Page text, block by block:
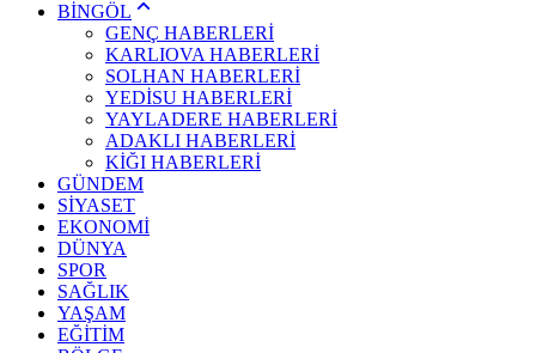
BİNGÖL
GENÇ HABERLERİ
KARLIOVA HABERLERİ
SOLHAN HABERLERİ
YEDİSU HABERLERİ
YAYLADERE HABERLERİ
ADAKLI HABERLERİ
KİĞI HABERLERİ
GÜNDEM
SİYASET
EKONOMİ
DÜNYA
SPOR
SAĞLIK
YAŞAM
EĞİTİM